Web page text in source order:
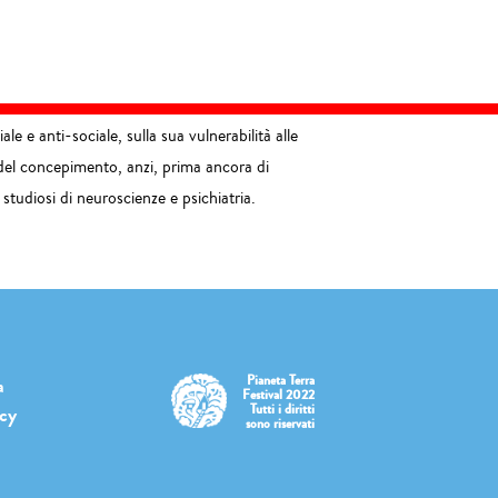
e anti-sociale, sulla sua vulnerabilità alle
concepimento, anzi, prima ancora di
di neuroscienze e psichiatria.
Pianeta Terra
Festival 2022
Tutti i diritti
sono riservati